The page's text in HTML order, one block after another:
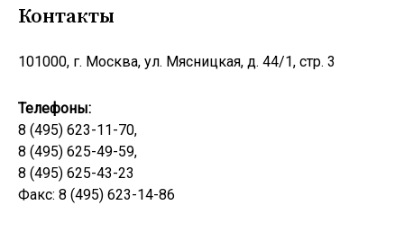
Контакты
101000, г. Москва, ул. Мясницкая, д. 44/1, стр. 3
Телефоны:
8 (495) 623-11-70,
8 (495) 625-49-59,
8 (495) 625-43-23
Факс: 8 (495) 623-14-86